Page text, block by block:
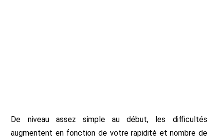
De niveau assez simple au début, les difficultés
augmentent en fonction de votre rapidité et nombre de